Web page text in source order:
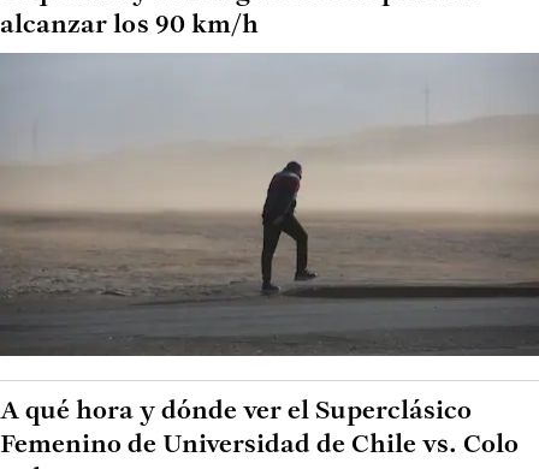
alcanzar los 90 km/h
A qué hora y dónde ver el Superclásico
Femenino de Universidad de Chile vs. Colo